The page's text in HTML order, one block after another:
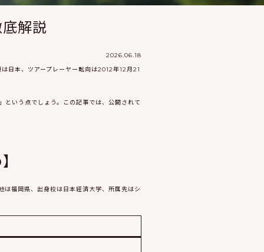
解説
2026.06.18
日本、ツアープレーヤー転向は2012年12月21
いう点でしょう。この記事では、公開されて
福岡県、出身校は日本経済大学、所属先はシ